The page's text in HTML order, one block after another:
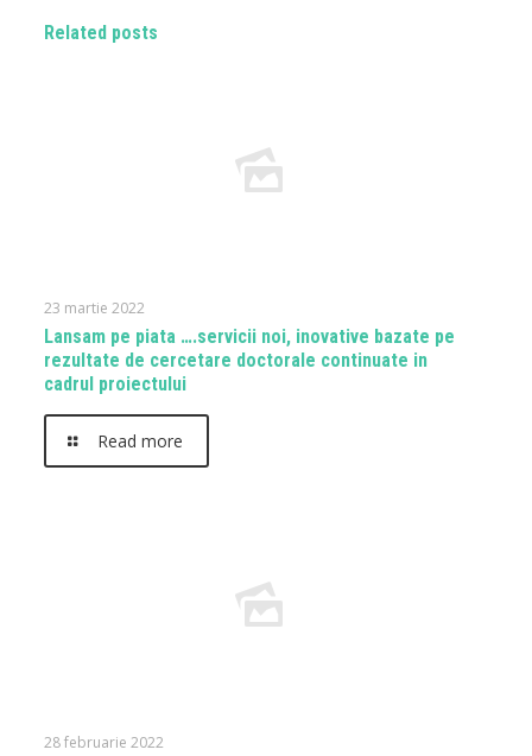
Related posts
23 martie 2022
Lansam pe piata ….servicii noi, inovative bazate pe
rezultate de cercetare doctorale continuate in
cadrul proiectului
Read more
28 februarie 2022